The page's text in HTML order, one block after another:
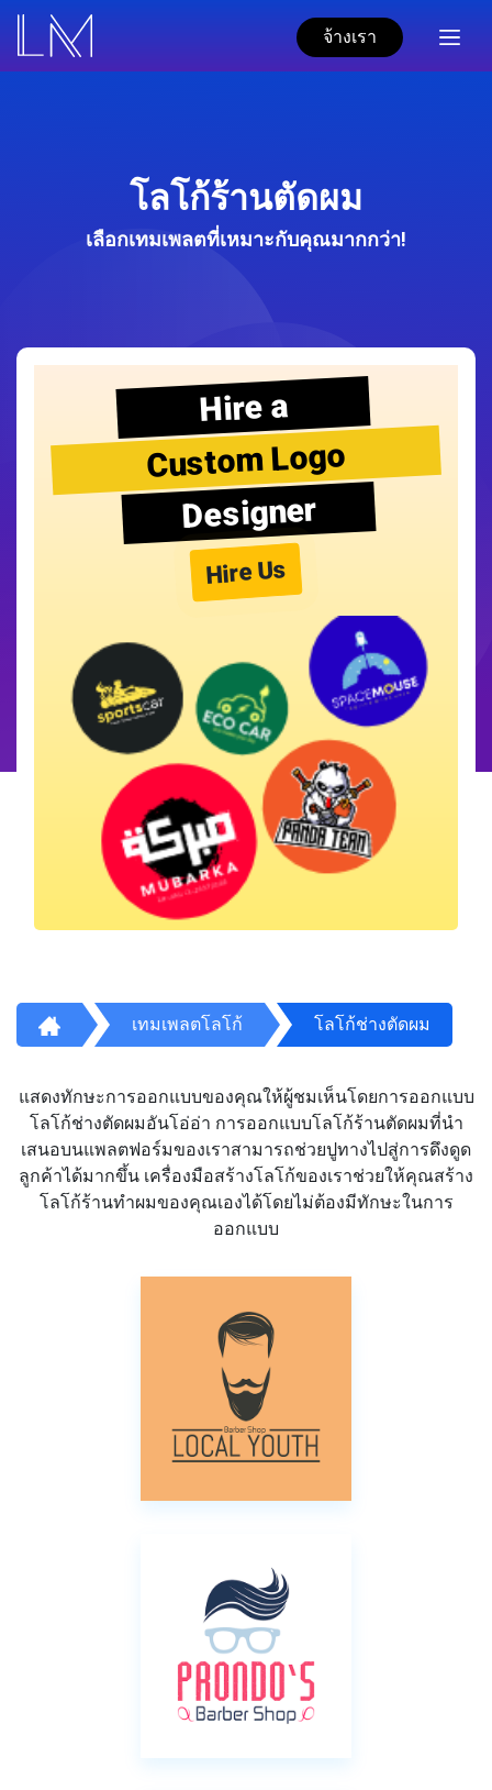
จ้างเรา
โลโก้ร้านตัดผม
เลือกเทมเพลตที่เหมาะกับคุณมากกว่า!
Hire a
Custom Logo
Designer
Hire Us
เทมเพลตโลโก้ โลโก้ช่างตัดผม
แสดงทักษะการออกแบบของคุณให้ผู้ชมเห็นโดยการออกแบบ
โลโก้ช่างตัดผมอันโอ่อ่า การออกแบบโลโก้ร้านตัดผมที่นำ
เสนอบนแพลตฟอร์มของเราสามารถช่วยปูทางไปสู่การดึงดูด
ลูกค้าได้มากขึ้น เครื่องมือสร้างโลโก้ของเราช่วยให้คุณสร้าง
โลโก้ร้านทำผมของคุณเองได้โดยไม่ต้องมีทักษะในการ
ออกแบบ